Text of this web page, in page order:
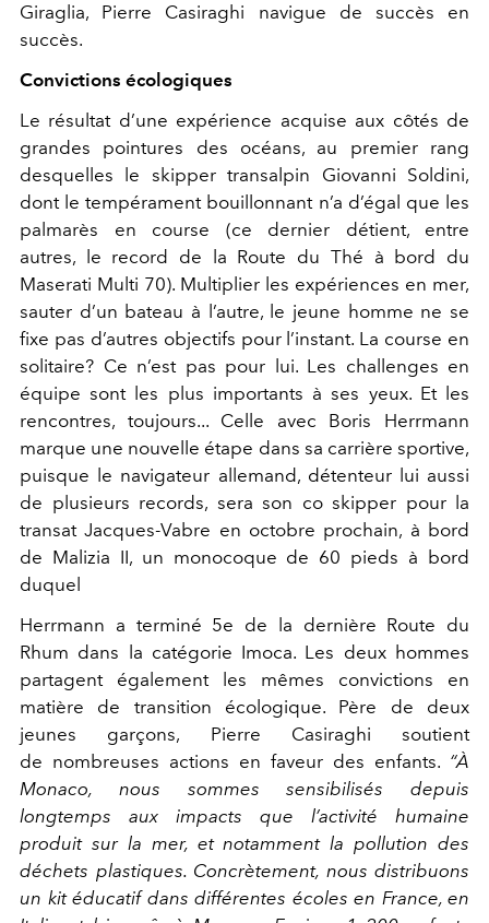
Giraglia, Pierre Casiraghi navigue de succès en
succès.
Convictions écologiques
Le résultat d’une expérience acquise aux côtés de
grandes pointures des océans, au premier rang
desquelles le skipper transalpin Giovanni Soldini,
dont le tempérament bouillonnant n’a d’égal que les
palmarès en course (ce dernier détient, entre
autres, le record de la Route du Thé à bord du
Maserati Multi 70). Multiplier les expériences en mer,
sauter d’un bateau à l’autre, le jeune homme ne se
fixe pas d’autres objectifs pour l’instant. La course en
solitaire? Ce n’est pas pour lui. Les challenges en
équipe sont les plus importants à ses yeux. Et les
rencontres, toujours... Celle avec Boris Herrmann
marque une nouvelle étape dans sa carrière sportive,
puisque le navigateur allemand, détenteur lui aussi
de plusieurs records, sera son co skipper pour la
transat Jacques-Vabre en octobre prochain, à bord
de Malizia II, un monocoque de 60 pieds à bord
duquel
Herrmann a terminé 5e de la dernière Route du
Rhum dans la catégorie Imoca. Les deux hommes
partagent également les mêmes convictions en
matière de transition écologique. Père de deux
jeunes garçons, Pierre Casiraghi soutient
de nombreuses actions en faveur des enfants. “À
Monaco, nous sommes sensibilisés depuis
longtemps aux impacts que l’activité humaine
produit sur la mer, et notamment la pollution des
déchets plastiques. Concrètement, nous distribuons
un kit éducatif dans différentes écoles en France, en